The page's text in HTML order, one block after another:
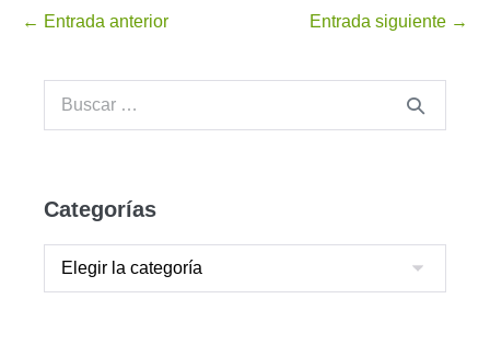
← Entrada anterior Entrada siguiente →
Categorías